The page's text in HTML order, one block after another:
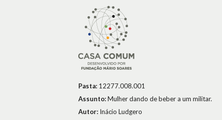
Pasta: 12277.008.001
Assunto:Mulher dando de beber a um militar.
Autor: Inácio Ludgero